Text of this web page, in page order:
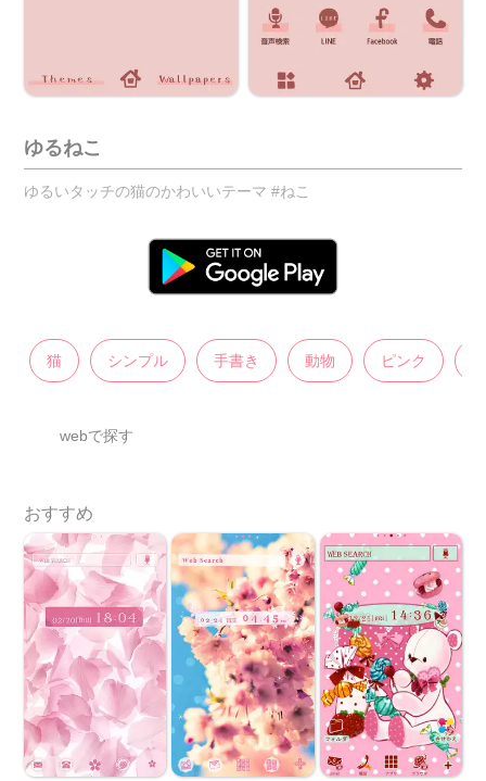
ゆるねこ
ゆるいタッチの猫のかわいいテーマ #ねこ
猫 シンプル 手書き 動物 ピンク
webで探す
おすすめ